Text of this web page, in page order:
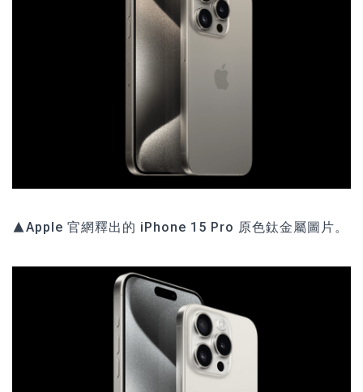
▲Apple 官網釋出的 iPhone 15 Pro 原色鈦金屬圖片。